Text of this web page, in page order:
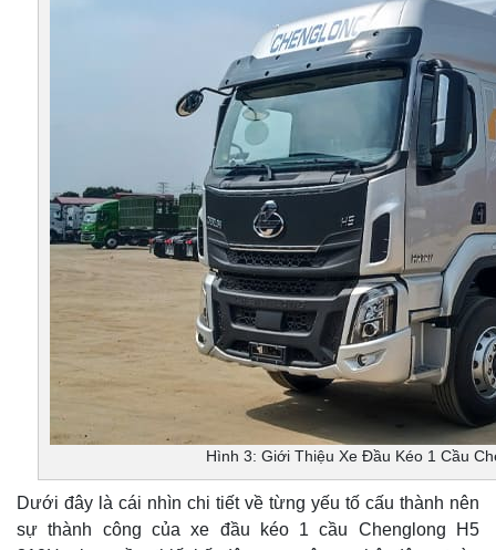
Hình 3: Giới Thiệu Xe Đầu Kéo 1 Cầu
Dưới đây là cái nhìn chi tiết về từng yếu tố cấu thành nên
sự thành công của xe đầu kéo 1 cầu Chenglong H5